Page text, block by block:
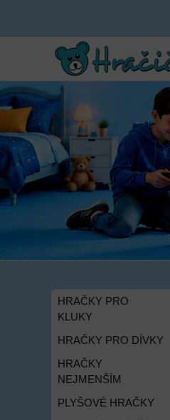
HRAČKY PRO
KLUKY
HRAČKY PRO DÍVKY
HRAČKY
NEJMENŠÍM
PLYŠOVÉ HRAČKY